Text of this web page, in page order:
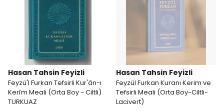
Hasan Tahsin Feyizli
Feyzü'l Furkan Tefsirli Kur'ân-ı
Kerîm Meali (Orta Boy - Ciltli)
TURKUAZ
Hasan Tahsin Feyizli
Feyzül Furkan Kuranı Kerim ve
Tefsirli Meali (Orta Boy-Ciltli-
Lacivert)